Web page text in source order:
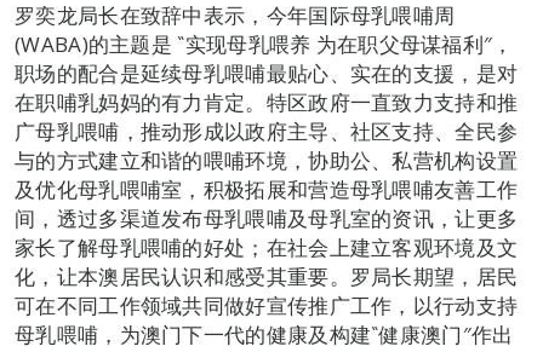
罗奕龙局长在致辞中表示，今年国际母乳喂哺周
(WABA)的主题是 ‶实现母乳喂养 为在职父母谋福利″，
职场的配合是延续母乳喂哺最贴心、实在的支援，是对
在职哺乳妈妈的有力肯定。特区政府一直致力支持和推
广母乳喂哺，推动形成以政府主导、社区支持、全民参
与的方式建立和谐的喂哺环境，协助公、私营机构设置
及优化母乳喂哺室，积极拓展和营造母乳喂哺友善工作
间，透过多渠道发布母乳喂哺及母乳室的资讯，让更多
家长了解母乳喂哺的好处；在社会上建立客观环境及文
化，让本澳居民认识和感受其重要。罗局长期望，居民
可在不同工作领域共同做好宣传推广工作，以行动支持
母乳喂哺，为澳门下一代的健康及构建‶健康澳门″作出